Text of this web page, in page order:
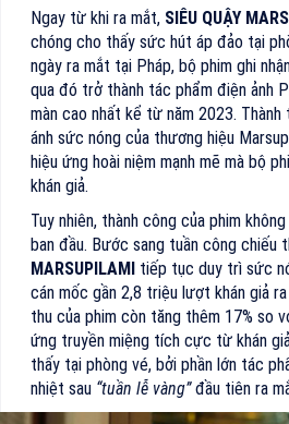
Ngay từ khi ra mắt, SIÊU QUẬY
chóng cho thấy sức hút áp đảo tại
ngày ra mắt tại Pháp, bộ phim ghi
qua đó trở thành tác phẩm điện ảnh
màn cao nhất kể từ năm 2023.
ánh sức nóng của thương hiệu
hiệu ứng hoài niệm mạnh mẽ mà bộ
khán giả.
Tuy nhiên, thành công của phim
ban đầu. Bước sang tuần công chiếu
MARSUPILAMI
tiếp tục duy trì sức
cán mốc gần 2,8 triệu lượt khán giả
thu của phim còn tăng thêm 17% so
ứng truyền miệng tích cực từ khán
thấy tại phòng vé, bởi phần lớn tác
nhiệt sau “tuần lễ vàng”đầu tiên ra